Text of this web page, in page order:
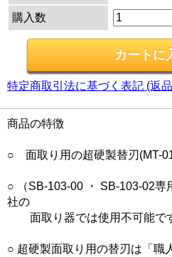
購入数
特定商取引法に基づく表記 (返
商品の特徴
○ 面取り用の超硬製替刃(MT-
○ （SB-103-00 ・ SB-103-02専
社の
面取り器では使用不可能で
○ 超硬製面取り用の替刃は「職